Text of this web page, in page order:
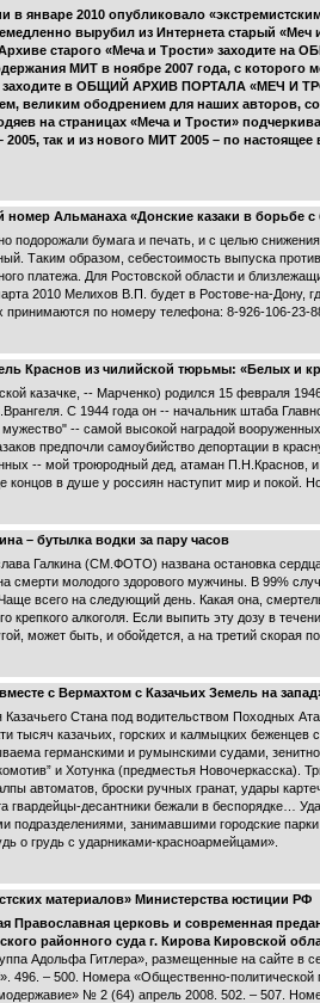
январе 2010 опубликовало
вырубил из Интернета старый
старого «Меча и Трости» заходите на
МИТ в ноябре 2007 года, с
в ОБЩИЙ АРХИВ ПОРТАЛА «МЕЧ И
великим ободрением для наших авторов,
на страницах «Меча и Трости»
так и из нового МИТ 2005 – по настоящее
номер Альманаха «Донские казаки в борьбе
подорожали бумага и печать, и с целью
Таким образом, себестоимость выпуска
платежа. Для Ростовской области и
2010 Мелихов В.П. будет в Ростове-на-Дону,
по номеру телефона: 8-926-106-23-
Краснов из чилийской тюрьмы: «Белых и
казачке, -- Марченко) родился 15 февраля
С 1944 года он -- начальник штаба
-- самой высокой наградой
предпочли самоубийство депортации в
-- мой троюродный дед, атаман П.Н.Краснов,
концов в душе у россиян наступит мир и покой.
– бутылка водки за пару часов
Галкина (СМ.ФОТО) названа остановка
смерти молодого здорового мужчины. В 99%
всего на следующий день. Какая она,
крепкого алкоголя. Если выпить эту дозу в
может быть, и обойдется, а на третий скорая
с Вермахтом с Казачьих Земель на
Стана под водительством Походных
тысяч казачьих, горских и калмыцких
германскими и румынскими судами,
и Хотунка (предместья Новочеркасска).
автоматов, броски ручных гранат, удары
десантники бежали в беспорядке…
подразделениями, занимавшими городские
о грудь с ударниками-красноармейцами».
материалов» Министерства юстиции РФ
Православная церковь и современная
районного суда г. Кирова Кировской
Адольфа Гитлера», размещенные на сайте в
– 500. Номера «Общественно-политической
№ 2 (64) апрель 2008. 502. – 507.